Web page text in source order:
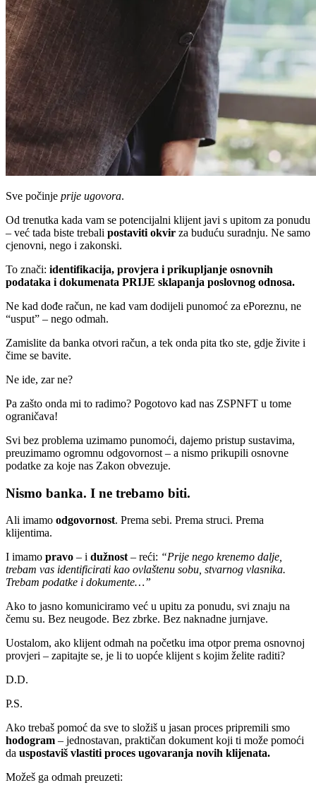
Sve počinje prije ugovora.
Od trenutka kada vam se potencijalni klijent javi s upitom za ponudu
– već tada biste trebali postaviti okvir za buduću suradnju. Ne samo
cjenovni, nego i zakonski.
To znači: identifikacija, provjera i prikupljanje osnovnih
podataka i dokumenata PRIJE sklapanja poslovnog odnosa.
Ne kad dođe račun, ne kad vam dodijeli punomoć za ePoreznu, ne
“usput” – nego odmah.
Zamislite da banka otvori račun, a tek onda pita tko ste, gdje živite i
čime se bavite.
Ne ide, zar ne?
Pa zašto onda mi to radimo? Pogotovo kad nas ZSPNFT u tome
ograničava!
Svi bez problema uzimamo punomoći, dajemo pristup sustavima,
preuzimamo ogromnu odgovornost – a nismo prikupili osnovne
podatke za koje nas Zakon obvezuje.
Nismo banka. I ne trebamo biti.
Ali imamo odgovornost. Prema sebi. Prema struci. Prema
klijentima.
I imamo pravo – i dužnost – reći: “Prije nego krenemo dalje,
trebam vas identificirati kao ovlaštenu sobu, stvarnog vlasnika.
Trebam podatke i dokumente…”
Ako to jasno komuniciramo već u upitu za ponudu, svi znaju na
čemu su. Bez neugode. Bez zbrke. Bez naknadne jurnjave.
Uostalom, ako klijent odmah na početku ima otpor prema osnovnoj
provjeri – zapitajte se, je li to uopće klijent s kojim želite raditi?
D.D.
P.S.
Ako trebaš pomoć da sve to složiš u jasan proces pripremili smo
hodogram – jednostavan, praktičan dokument koji ti može pomoći
da uspostaviš vlastiti proces ugovaranja novih klijenata.
Možeš ga odmah preuzeti: